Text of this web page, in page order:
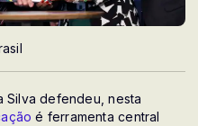
Silva defendeu, nesta
é ferramenta central